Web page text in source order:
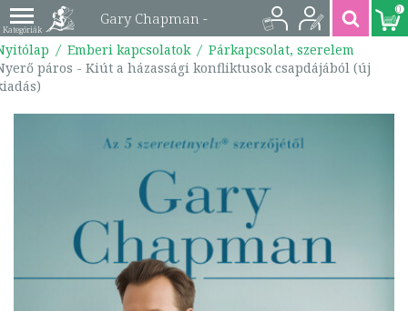
Gary Chapman -
Nyerő páros - Kiút a
kiadás) |
9789632888552
0
Emberi kapcsolatok
Párkapcsolat, szerelem
páros - Kiút a házassági konfliktusok csapdájából (új